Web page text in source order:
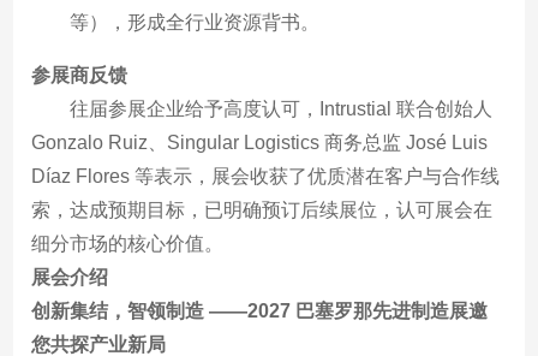
等），形成全行业资源背书。
参展商反馈
往届参展企业给予高度认可，Intrustial 联合创始人
Gonzalo Ruiz、Singular Logistics 商务总监 José Luis
Díaz Flores 等表示，展会收获了优质潜在客户与合作线
索，达成预期目标，已明确预订后续展位，认可展会在
细分市场的核心价值。
展会介绍
创新集结，智领制造 ——2027 巴塞罗那先进制造展邀
您共探产业新局